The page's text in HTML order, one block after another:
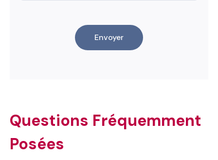
Envoyer
Questions Fréquemment
Posées